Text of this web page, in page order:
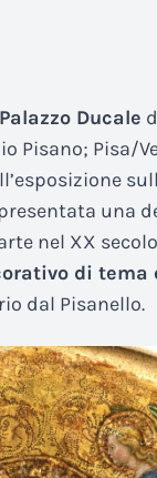
Palazzo Ducale
Pisano; Pisa/
una
nel XX
di tema
dal Pisanello.